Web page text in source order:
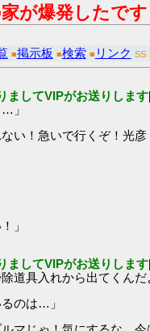
が爆発したです
■掲示板 ■検索 ■ リンク SS：
ましてVIPがお送りします
」
い！急いで行くぞ！光彦
」
ましてVIPがお送りします
道具入れから出てくんだ
のは…」